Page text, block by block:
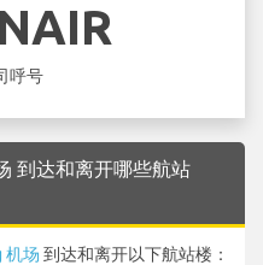
呼号
到达和离开哪些航站
机场 到达和离开以下航站楼：